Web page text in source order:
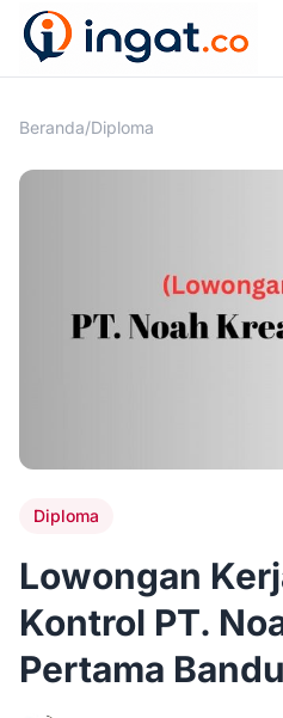
Skip
content
Beranda/Diploma
Diploma
Lowongan
Kontrol PT.
Pertama